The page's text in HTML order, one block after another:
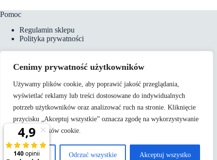
Cenimy prywatność użytkowników
Używamy plików cookie, aby poprawić jakość przeglądania,
wyświetlać reklamy lub treści dostosowane do indywidualnych
potrzeb użytkowników oraz analizować ruch na stronie. Kliknięcie
przycisku „Akceptuj wszystkie” oznacza zgodę na wykorzystywanie
przez nas plików cookie.
Dostosuj Odrzuć wszystkie Akceptuj wszystko
Pomoc
Regulamin sklepu
Polityka prywatności
Płatności i dostawa
Formy płatności
Koszty dostawy
Zamówienia telefoniczne
Kontakt